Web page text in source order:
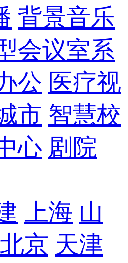
背景音乐
会议室系
公 医疗视
市 智慧校
心 剧院
上海 山
北京 天津